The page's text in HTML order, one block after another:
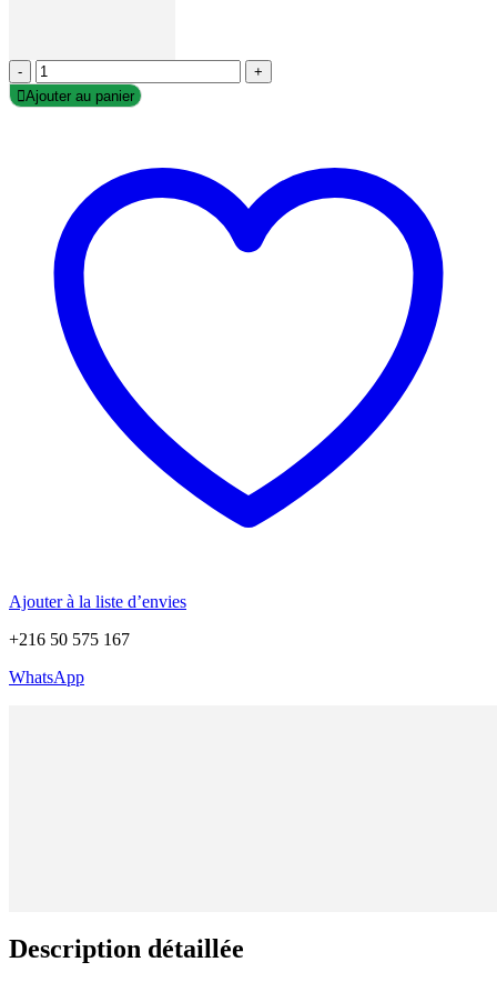
-
+
Ajouter au panier
Ajouter à la liste d’envies
+216 50 575 167
WhatsApp
Description détaillée